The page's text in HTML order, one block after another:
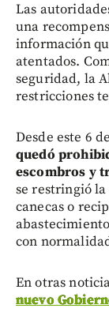
Las
una
información
atentados.
seguridad, la
restricciones
Desde este 6
quedó
escombros y
se restringió
canecas o
con
En otras
nuevo